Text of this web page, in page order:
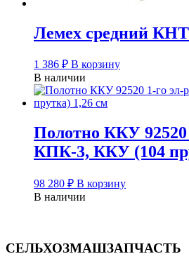
Лемех средний
1 386 ₽ В корзину
В наличии
Полотно ККУ 92520
КПК-3, ККУ (104
98 280 ₽ В корзину
В наличии
Узнать подробнее
СЕЛЬХОЗМАШЗАПЧАСТЬ